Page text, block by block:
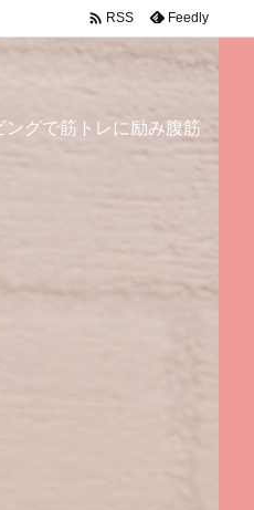
グで筋トレに励み腹筋
 RSS Feedly